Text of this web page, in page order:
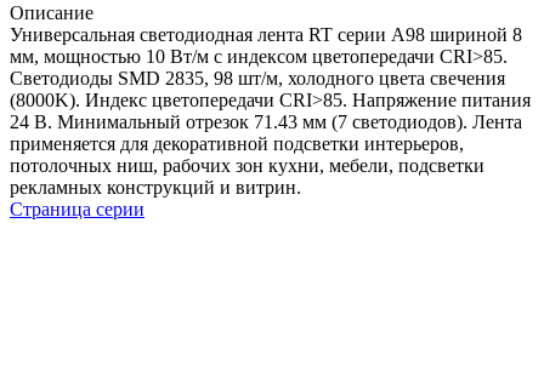
Описание
Универсальная светодиодная лента RT серии A98 шириной 8
мм, мощностью 10 Вт/м с индексом цветопередачи CRI>85.
Светодиоды SMD 2835, 98 шт/м, холодного цвета свечения
(8000K). Индекс цветопередачи CRI>85. Напряжение питания
24 В. Минимальный отрезок 71.43 мм (7 светодиодов). Лента
применяется для декоративной подсветки интерьеров,
потолочных ниш, рабочих зон кухни, мебели, подсветки
рекламных конструкций и витрин.
Страница серии